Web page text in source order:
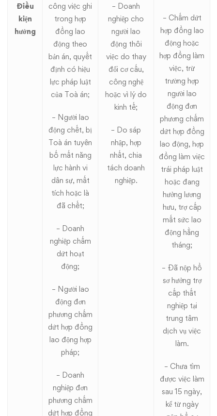
Điều
kiện
hưởng
công việc ghi
trong hợp
đồng lao
động theo
bản án, quyết
định có hiệu
lực pháp luật
của Toà án;
– Người lao
động chết, bị
Toà án tuyên
bố mất năng
lực hành vi
dân sự, mất
tích hoặc là
đã chết;
– Doanh
nghiệp chấm
dứt hoạt
động;
– Người lao
động đơn
phương chấm
dứt hợp đồng
lao động hợp
pháp;
– Doanh
nghiệp đơn
phương chấm
dứt hợp đồng
– Doanh
nghiệp cho
người lao
động thôi
việc do thay
đổi cơ cấu,
công nghệ
hoặc vì lý do
kinh tế;
– Do sáp
nhập, hợp
nhất, chia
tách doanh
nghiệp.
– Chấm dứt
hợp đồng lao
động hoặc
hợp đồng làm
việc, trừ
trường hợp
người lao
động đơn
phương chấm
dứt hợp đồng
lao động, hợp
đồng làm việc
trái pháp luật
hoặc đang
hưởng lương
hưu, trợ cấp
mất sức lao
động hằng
tháng;
– Đã nộp hồ
sơ hưởng trợ
cấp thất
nghiệp tại
trung tâm
dịch vụ việc
làm.
– Chưa tìm
được việc làm
sau 15 ngày,
kể từ ngày